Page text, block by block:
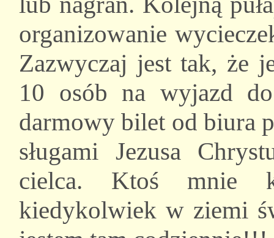
organizowanie
Zazwyczaj jest tak, że
10 osób na wyjazd
darmowy bilet od biura
sługami Jezusa
cielca. Ktoś mnie
kiedykolwiek w ziemi